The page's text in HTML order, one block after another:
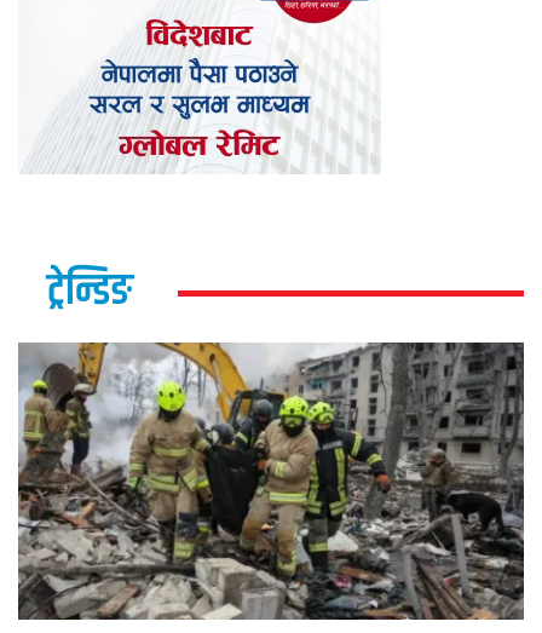
ट्रेन्डिङ